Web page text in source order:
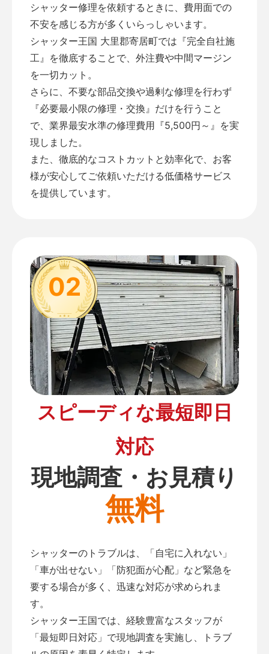
シャッター修理を依頼するときに、費用面での
不安を感じる方が多くいらっしゃいます。
シャッター王国 大里郡寄居町では『完全自社施
工』を徹底することで、外注費や中間マージン
を一切カット。
さらに、不要な部品交換や過剰な修理を行わず
『必要最小限の修理・交換』だけを行うこと
で、業界最安水準の修理費用『5,500円～』を実
現しました。
また、徹底的なコストカットと効率化で、お客
様が安心してご依頼いただける低価格サービス
を提供しています。
02
スピーディな最短即日
対応
現地調査・お見積り
無料
シャッターのトラブルは、「自宅に入れない」
「車が出せない」「防犯面が心配」など緊急を
要する場合が多く、迅速な対応が求められま
す。
シャッター王国では、経験豊富なスタッフが
「最短即日対応」で現地調査を実施し、トラブ